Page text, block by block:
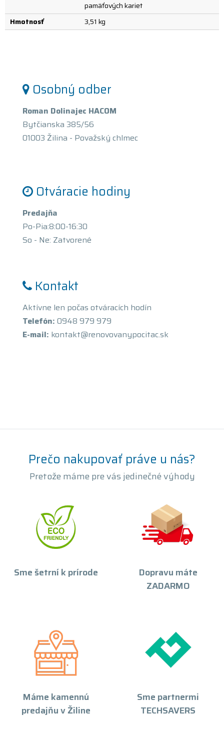
pamäťových kariet
Hmotnosť
3,51 kg
Osobný odber
Roman Dolinajec HACOM
Bytčianska 385/56
01003 Žilina - Považský chlmec
Otváracie hodiny
Predajňa
Po-Pia:8:00-16:30
So - Ne: Zatvorené
Kontakt
Aktívne len počas otváracích hodín
Telefón: 0948 979 979
E-mail: kontakt@renovovanypocitac.sk
Prečo nakupovať práve u nás?
Pretože máme pre vás jedinečné výhody
Sme šetrní k prírode
Dopravu máte
ZADARMO
Máme kamennú
predajňu v Žiline
Sme partnermi
TECHSAVERS